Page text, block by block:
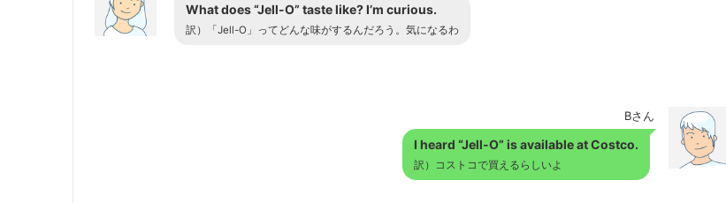
What does “Jell-O” taste like? I’m curious.
訳）「Jell-O」ってどんな味がするんだろう。気になるわ
Bさん
I heard “Jell-O” is available at Costco.
訳）コストコで買えるらしいよ